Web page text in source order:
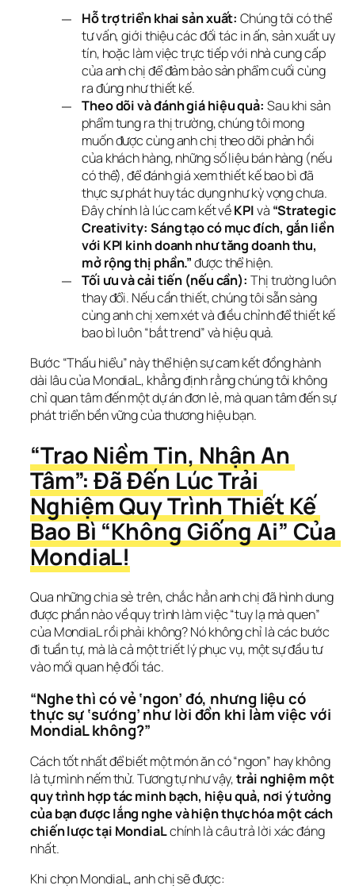
Hỗ trợ triển khai sản xuất: Chúng tôi có thể
tư vấn, giới thiệu các đối tác in ấn, sản xuất uy
tín, hoặc làm việc trực tiếp với nhà cung cấp
của anh chị để đảm bảo sản phẩm cuối cùng
ra đúng như thiết kế.
Theo dõi và đánh giá hiệu quả: Sau khi sản
phẩm tung ra thị trường, chúng tôi mong
muốn được cùng anh chị theo dõi phản hồi
của khách hàng, những số liệu bán hàng (nếu
có thể), để đánh giá xem thiết kế bao bì đã
thực sự phát huy tác dụng như kỳ vọng chưa.
Đây chính là lúc cam kết vềKPIvà “Strategic
Creativity: Sáng tạo có mục đích, gắn liền
với KPI kinh doanh như tăng doanh thu,
mở rộng thị phần.”được thể hiện.
Tối ưu và cải tiến (nếu cần): Thị trường luôn
thay đổi. Nếu cần thiết, chúng tôi sẵn sàng
cùng anh chị xem xét và điều chỉnh để thiết kế
bao bì luôn “bắt trend” và hiệu quả.
Bước “Thấu hiểu” này thể hiện sự cam kết đồng hành
dài lâu của MondiaL, khẳng định rằng chúng tôi không
chỉ quan tâm đến một dự án đơn lẻ, mà quan tâm đến sự
phát triển bền vững của thương hiệu bạn.
“Trao Niềm Tin, Nhận An
Tâm”: Đã Đến Lúc Trải
Nghiệm Quy Trình Thiết Kế
Bao Bì “Không Giống Ai” Của
MondiaL!
Qua những chia sẻ trên, chắc hẳn anh chị đã hình dung
được phần nào về quy trình làm việc “tuy lạ mà quen”
của MondiaL rồi phải không? Nó không chỉ là các bước
đi tuần tự, mà là cả một triết lý phục vụ, một sự đầu tư
vào mối quan hệ đối tác.
“Nghe thì có vẻ ‘ngon’ đó, nhưng liệu có
thực sự ‘sướng’ như lời đồn khi làm việc với
MondiaL không?”
Cách tốt nhất để biết một món ăn có “ngon” hay không
là tự mình nếm thử. Tương tự như vậy, trải nghiệm một
quy trình hợp tác minh bạch, hiệu quả, nơi ý tưởng
của bạn được lắng nghe và hiện thực hóa một cách
chiến lược tại MondiaL chính là câu trả lời xác đáng
nhất.
Khi chọn MondiaL, anh chị sẽ được: